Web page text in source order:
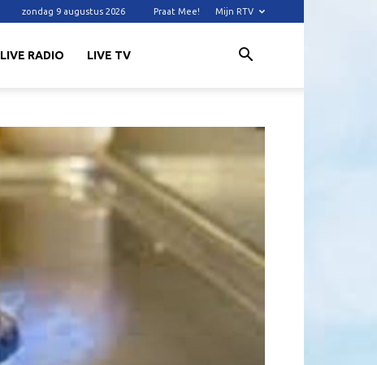
zondag 9 augustus 2026 Praat Mee! Mijn RTV
LIVE RADIO LIVE TV